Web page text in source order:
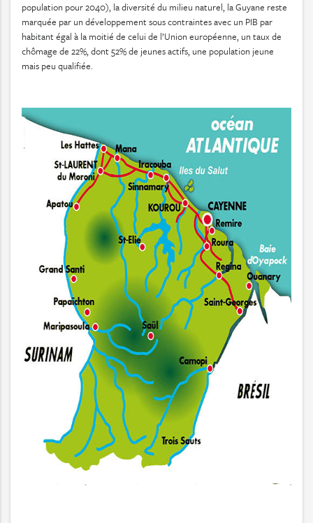
population pour 2040), la diversité du milieu naturel, la Guyane reste
marquée par un développement sous contraintes avec un PIB par
habitant égal à la moitié de celui de l’Union européenne, un taux de
chômage de 22%, dont 52% de jeunes actifs, une population jeune
mais peu qualifiée.